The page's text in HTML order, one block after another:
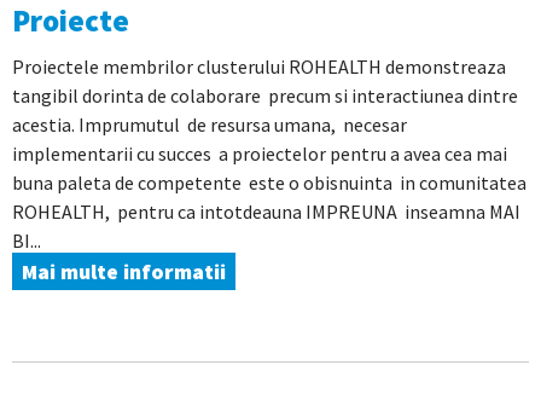
Proiecte
Proiectele membrilor clusterului ROHEALTH demonstreaza
tangibil dorinta de colaborare precum si interactiunea dintre
acestia. Imprumutul de resursa umana, necesar
implementarii cu succes a proiectelor pentru a avea cea mai
buna paleta de competente este o obisnuinta in comunitatea
ROHEALTH, pentru ca intotdeauna IMPREUNA inseamna MAI
BI...
Mai multe informatii